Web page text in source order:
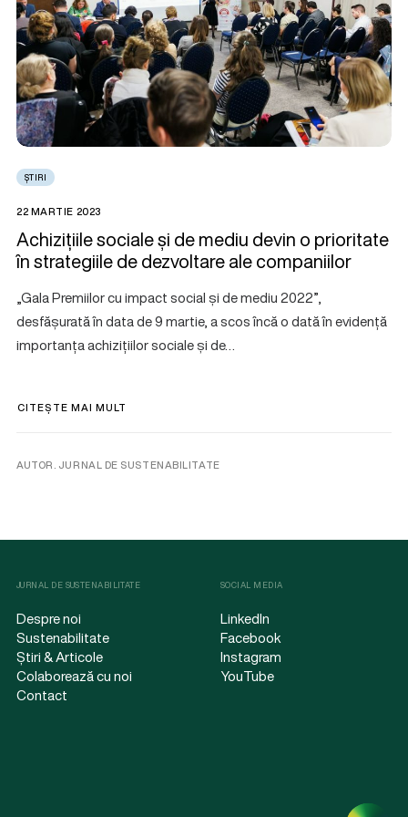
ȘTIRI
22 MARTIE 2023
Achizițiile sociale și de mediu devin o prioritate
în strategiile de dezvoltare ale companiilor
„Gala Premiilor cu impact social și de mediu 2022”,
desfășurată în data de 9 martie, a scos încă o dată în evidență
importanța achizițiilor sociale și de…
CITEȘTE MAI MULT
AUTOR. JURNAL DE SUSTENABILITATE
JURNAL DE SUSTENABILITATE
Despre noi
Sustenabilitate
Știri & Articole
Colaborează cu noi
Contact
SOCIAL MEDIA
LinkedIn
Facebook
Instagram
YouTube